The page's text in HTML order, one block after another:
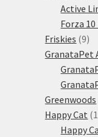
Active
Forza
Friskies 99
GranataPet
Greenwoods
Happy Cat
Happy